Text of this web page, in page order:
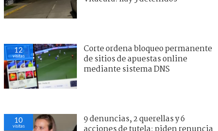
12
visitas
Corte ordena bloqueo permanente
de sitios de apuestas online
mediante sistema DNS
10
visitas
9 denuncias, 2 querellas y 6